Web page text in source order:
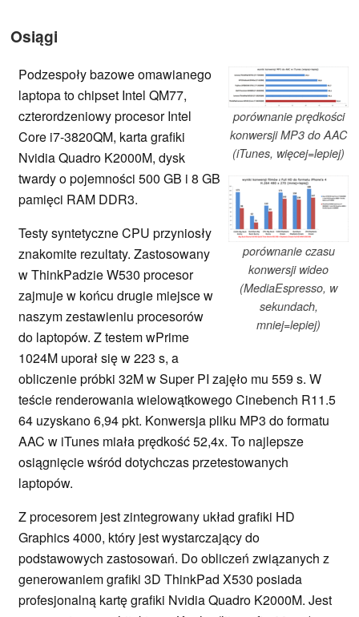
Osiągi
porównanie prędkości
konwersji MP3 do AAC
(iTunes, więcej=lepiej)
porównanie czasu
konwersji wideo
(MediaEspresso, w
sekundach,
mniej=lepiej)
Podzespoły bazowe omawianego
laptopa to chipset Intel QM77,
czterordzeniowy procesor Intel
Core i7-3820QM, karta grafiki
Nvidia Quadro K2000M, dysk
twardy o pojemności 500 GB i 8 GB
pamięci RAM DDR3.
Testy syntetyczne CPU przyniosły
znakomite rezultaty. Zastosowany
w ThinkPadzie W530 procesor
zajmuje w końcu drugie miejsce w
naszym zestawieniu procesorów
do laptopów. Z testem wPrime
1024M uporał się w 223 s, a
obliczenie próbki 32M w Super PI zajęło mu 559 s. W
teście renderowania wielowątkowego Cinebench R11.5
64 uzyskano 6,94 pkt. Konwersja pliku MP3 do formatu
AAC w iTunes miała prędkość 52,4x. To najlepsze
osiągnięcie wśród dotychczas przetestowanych
laptopów.
Z procesorem jest zintegrowany układ grafiki HD
Graphics 4000, który jest wystarczający do
podstawowych zastosowań. Do obliczeń związanych z
generowaniem grafiki 3D ThinkPad X530 posiada
profesjonalną kartę grafiki Nvidia Quadro K2000M. Jest